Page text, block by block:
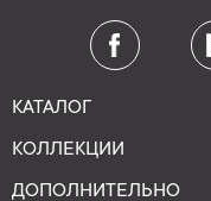
КАТАЛОГ
КОЛЛЕКЦИИ
ДОПОЛНИТЕЛЬНО